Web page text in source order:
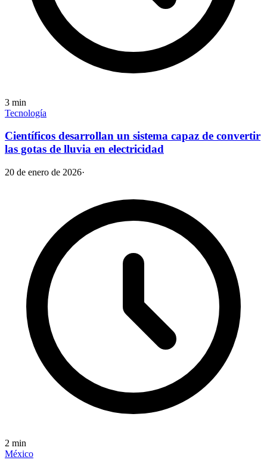
3 min
Tecnología
Científicos desarrollan un sistema capaz de convertir
las gotas de lluvia en electricidad
20 de enero de 2026·
2 min
México